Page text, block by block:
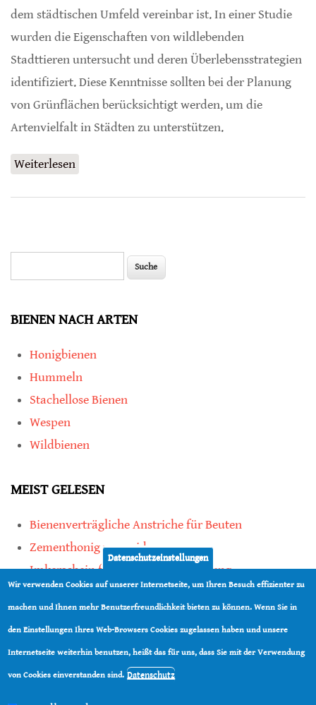
dem städtischen Umfeld vereinbar ist. In einer Studie
wurden die Eigenschaften von wildlebenden
Stadttieren untersucht und deren Überlebensstrategien
identifiziert. Diese Kenntnisse sollten bei der Planung
von Grünflächen berücksichtigt werden, um die
Artenvielfalt in Städten zu unterstützen.
Weiterlesen
BIENEN NACH ARTEN
Honigbienen
Hummeln
Stachellose Bienen
Wespen
Wildbienen
MEIST GELESEN
Bienenverträgliche Anstriche für Beuten
Zementhonig vermeiden
Imkerschein für Honigbienen-Haltung
Kauf von Mittelwänden ist Vertrauenssache
teilen
Datenschutzeinstellungen
Wir verwenden Cookies auf unserer Internetseite, um Ihren Besuch effizienter zu
machen und Ihnen mehr Benutzerfreundlichkeit bieten zu können. Wenn Sie in
den Einstellungen Ihres Web-Browsers Cookies zugelassen haben und unsere
Internetseite weiterhin benutzen, heißt das für uns, dass Sie mit der Verwendung
von Cookies einverstanden sind. Datenschutz